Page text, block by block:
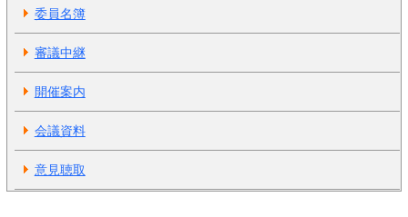
委員名簿
審議中継
開催案内
会議資料
意見聴取